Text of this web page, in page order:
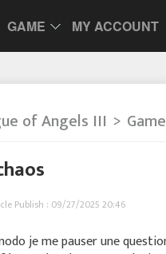
GAME MY ACCOUNT
of Angels III
Publish : 09/27/2025 20:46
je me pauser une